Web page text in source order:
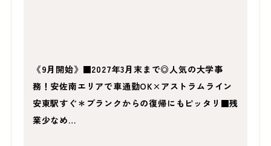
《9月開始》■2027年3月末まで◎人気の大学事
務！安佐南エリアで車通勤OK×アストラムライン
安東駅すぐ＊ブランクからの復帰にもピッタリ■残
業少なめ…